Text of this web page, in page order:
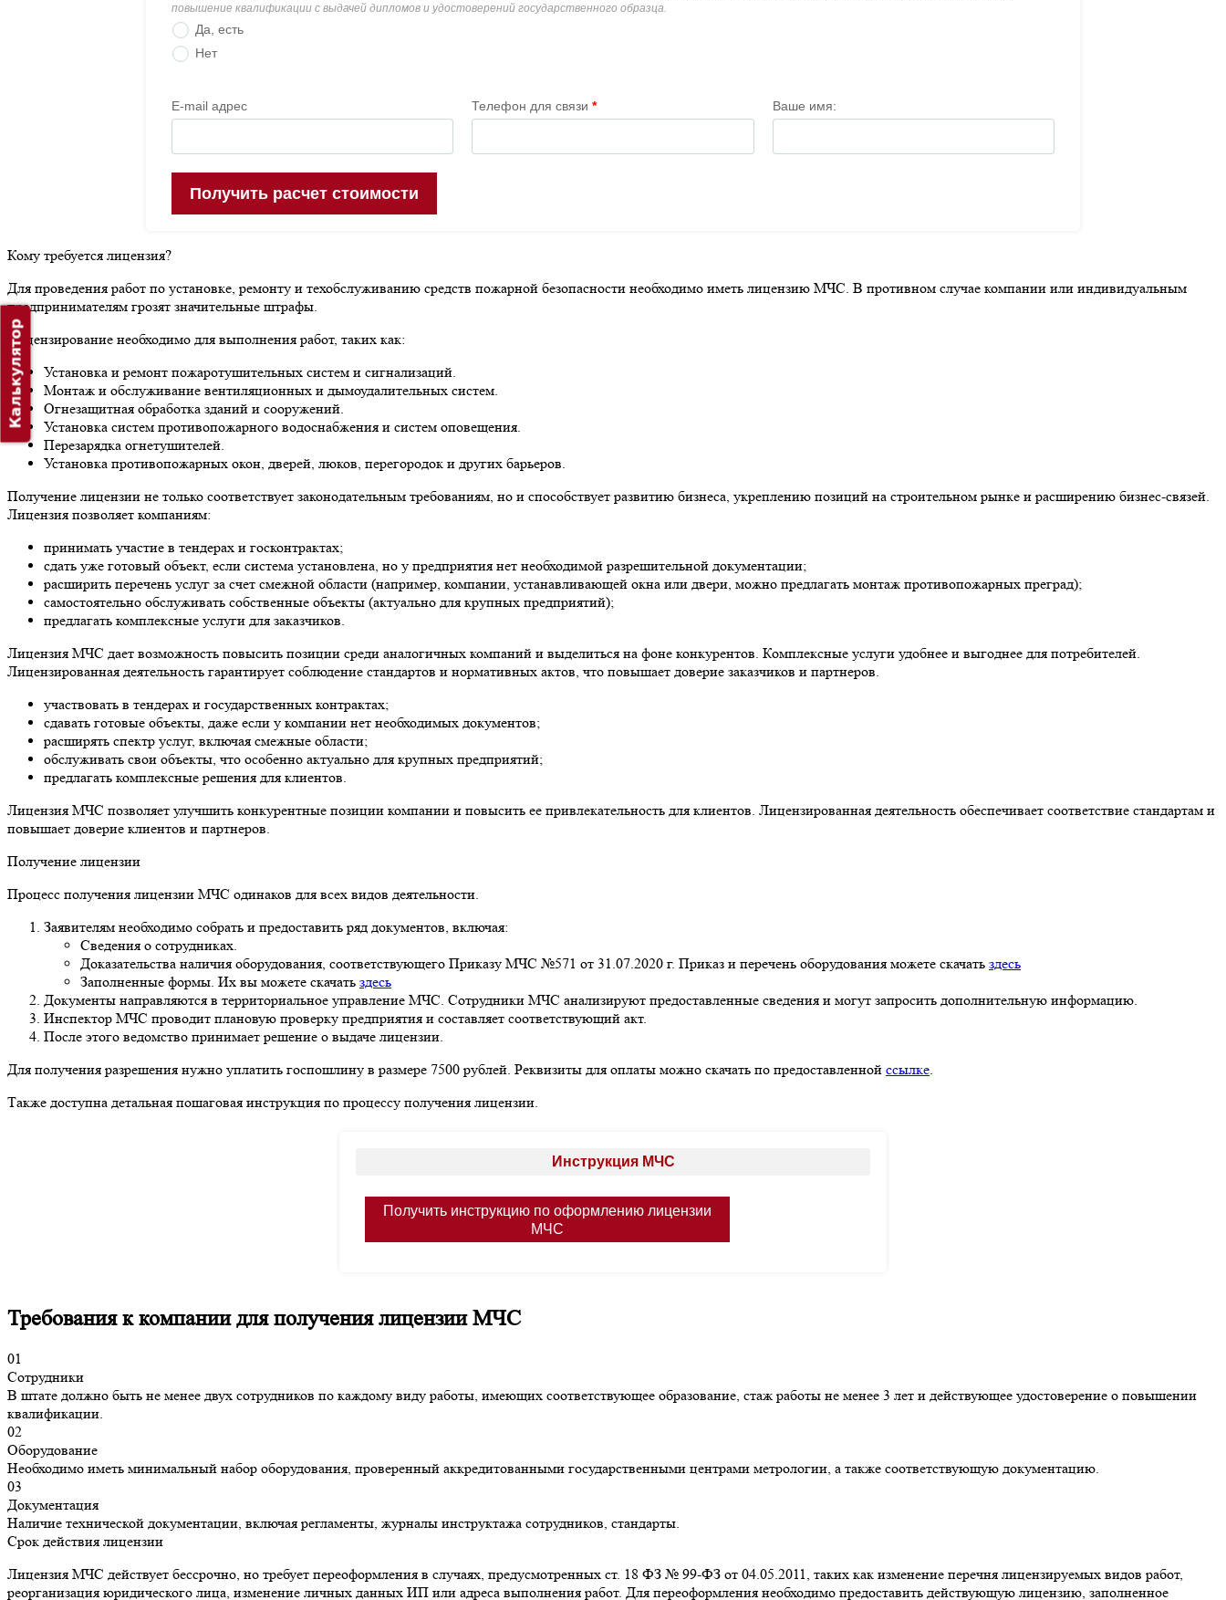
Кому требуется лицензия?
Для проведения работ по установке, ремонту и техобслуживанию средств пожарной безопасности необходимо иметь лицензию МЧС. В противном случае компании или индивидуальным
предпринимателям грозят значительные штрафы.
Лицензирование необходимо для выполнения работ, таких как:
Установка и ремонт пожаротушительных систем и сигнализаций.
Монтаж и обслуживание вентиляционных и дымоудалительных систем.
Огнезащитная обработка зданий и сооружений.
Установка систем противопожарного водоснабжения и систем оповещения.
Перезарядка огнетушителей.
Установка противопожарных окон, дверей, люков, перегородок и других барьеров.
Получение лицензии не только соответствует законодательным требованиям, но и способствует развитию бизнеса, укреплению позиций на строительном рынке и расширению бизнес-связей.
Лицензия позволяет компаниям:
принимать участие в тендерах и госконтрактах;
сдать уже готовый объект, если система установлена, но у предприятия нет необходимой разрешительной документации;
расширить перечень услуг за счет смежной области (например, компании, устанавливающей окна или двери, можно предлагать монтаж противопожарных преград);
самостоятельно обслуживать собственные объекты (актуально для крупных предприятий);
предлагать комплексные услуги для заказчиков.
Лицензия МЧС дает возможность повысить позиции среди аналогичных компаний и выделиться на фоне конкурентов. Комплексные услуги удобнее и выгоднее для потребителей.
Лицензированная деятельность гарантирует соблюдение стандартов и нормативных актов, что повышает доверие заказчиков и партнеров.
участвовать в тендерах и государственных контрактах;
сдавать готовые объекты, даже если у компании нет необходимых документов;
расширять спектр услуг, включая смежные области;
обслуживать свои объекты, что особенно актуально для крупных предприятий;
предлагать комплексные решения для клиентов.
Лицензия МЧС позволяет улучшить конкурентные позиции компании и повысить ее привлекательность для клиентов. Лицензированная деятельность обеспечивает соответствие стандартам и
повышает доверие клиентов и партнеров.
Получение лицензии
Процесс получения лицензии МЧС одинаков для всех видов деятельности.
Заявителям необходимо собрать и предоставить ряд документов, включая:
Сведения о сотрудниках.
Доказательства наличия оборудования, соответствующего Приказу МЧС №571 от 31.07.2020 г. Приказ и перечень оборудования можете скачать здесь
Заполненные формы. Их вы можете скачать здесь
Документы направляются в территориальное управление МЧС. Сотрудники МЧС анализируют предоставленные сведения и могут запросить дополнительную информацию.
Инспектор МЧС проводит плановую проверку предприятия и составляет соответствующий акт.
После этого ведомство принимает решение о выдаче лицензии.
Для получения разрешения нужно уплатить госпошлину в размере 7500 рублей. Реквизиты для оплаты можно скачать по предоставленной ссылке.
Также доступна детальная пошаговая инструкция по процессу получения лицензии.
Требования к компании для получения лицензии МЧС
01
Сотрудники
В штате должно быть не менее двух сотрудников по каждому виду работы, имеющих соответствующее образование, стаж работы не менее 3 лет и действующее удостоверение о повышении
квалификации.
02
Оборудование
Необходимо иметь минимальный набор оборудования, проверенный аккредитованными государственными центрами метрологии, а также соответствующую документацию.
03
Документация
Наличие технической документации, включая регламенты, журналы инструктажа сотрудников, стандарты.
Срок действия лицензии
Лицензия МЧС действует бессрочно, но требует переоформления в случаях, предусмотренных ст. 18 ФЗ № 99-ФЗ от 04.05.2011, таких как изменение перечня лицензируемых видов работ,
реорганизация юридического лица, изменение личных данных ИП или адреса выполнения работ. Для переоформления необходимо предоставить действующую лицензию, заполненное
Калькулятор